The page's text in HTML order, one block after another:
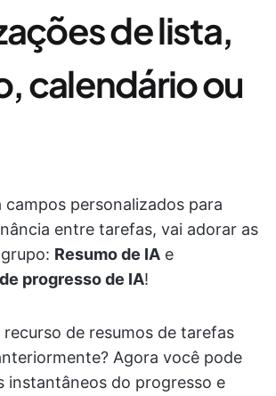
de lista,
calendário ou
campos personalizados para
entre tarefas, vai adorar as
Resumo de IA e
progresso de IA!
de resumos de tarefas
Agora você pode
instantâneos do progresso e